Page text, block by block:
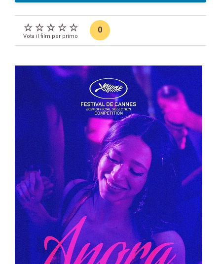
Vota il film per primo
0